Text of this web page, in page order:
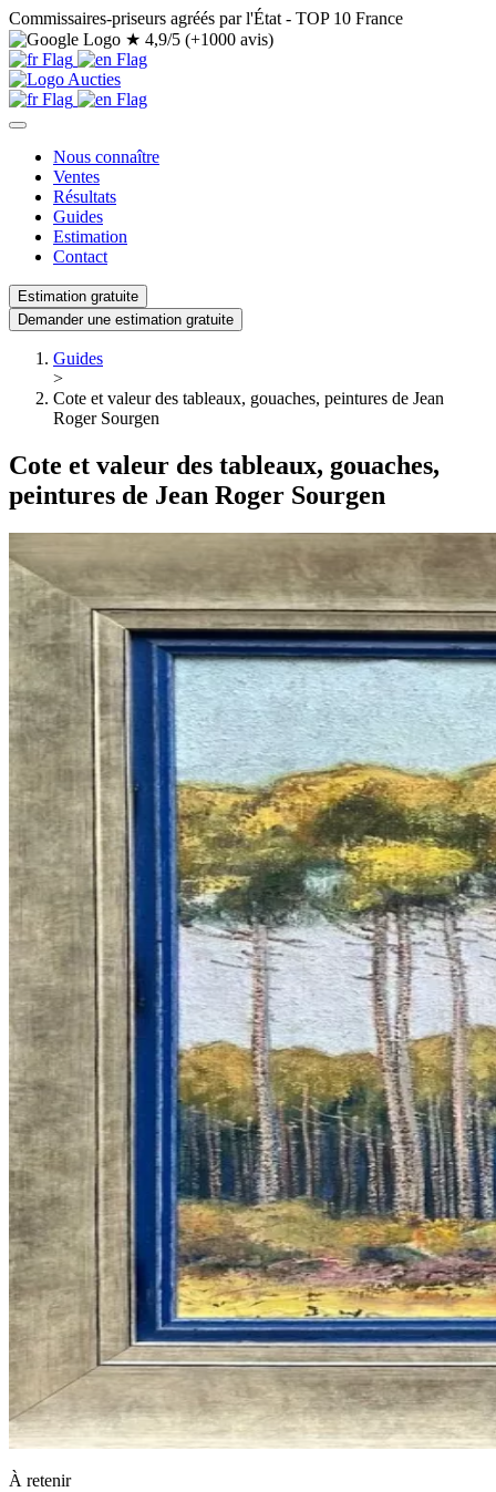
Commissaires-priseurs agréés par l'État - TOP 10 France
★ 4,9/5 (+1000 avis)
Nous connaître
Ventes
Résultats
Guides
Estimation
Contact
Estimation gratuite
Demander une estimation gratuite
Guides
>
Cote et valeur des tableaux, gouaches, peintures de Jean
Roger Sourgen
Cote et valeur des tableaux, gouaches,
peintures de Jean Roger Sourgen
À retenir